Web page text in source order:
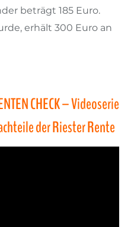
beträgt 185 Euro.
erhält 300 Euro an
CHECK – Videoserie
der Riester Rente